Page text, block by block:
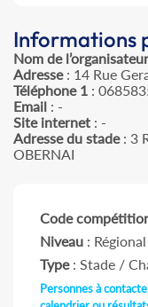
Informations
Nom de l’organisateur
Adresse: 14 Rue
Téléphone 1 :
Email : -
Site internet : -
Adresse du stade: 3
OBERNAI
Code
Niveau : Régional
Type: Stade /
Personnes à